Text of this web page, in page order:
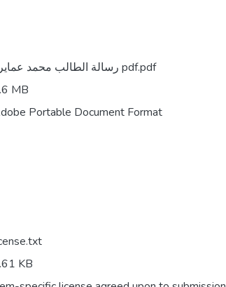
رسالة الطالب محمد عمايرة pdf.pdf
MB
Portable Document Format
KB